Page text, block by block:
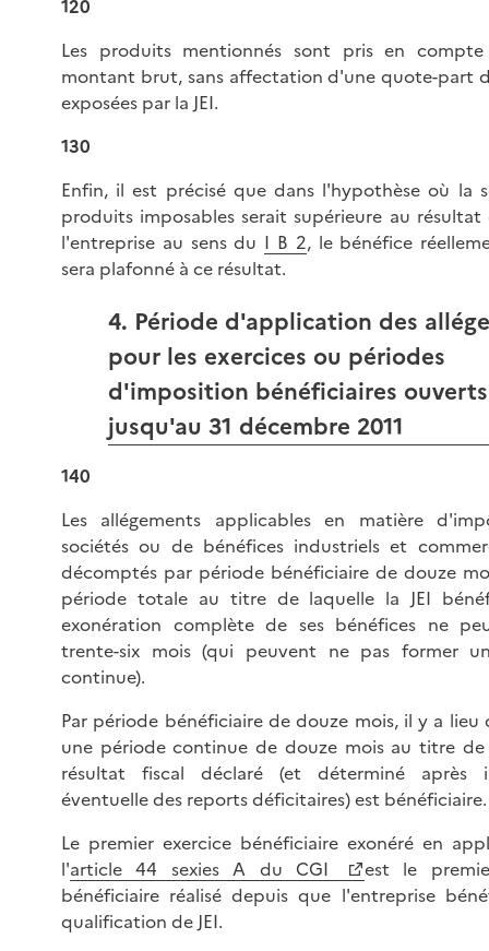
120
Les produits mentionnés sont pris en
montant brut, sans affectation d'une quote-part
exposées par la JEI.
130
Enfin, il est précisé que dans l'hypothèse où la
produits imposables serait supérieure au résultat
l'entreprise au sens du I B 2, le bénéfice
sera plafonné à ce résultat.
4. Période d'application des
pour les exercices ou périodes
d'imposition bénéficiaires ouverts
jusqu'au 31 décembre 2011
140
Les allégements applicables en matière
sociétés ou de bénéfices industriels et
décomptés par période bénéficiaire de douze
période totale au titre de laquelle la JEI
exonération complète de ses bénéfices ne
trente-six mois (qui peuvent ne pas former
continue).
Par période bénéficiaire de douze mois, il y a
une période continue de douze mois au titre de
résultat fiscal déclaré (et déterminé après
éventuelle des reports déficitaires) est bénéficiaire.
Le premier exercice bénéficiaire exonéré en
l'article 44 sexies A du CGI
est le
bénéficiaire réalisé depuis que l'entreprise
qualification de JEI.